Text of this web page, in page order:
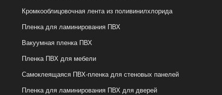
Кромкооблицовочная лента из поливинилхлорида
Пленка для ламинирования ПВХ
Вакуумная пленка ПВХ
Пленка ПВХ для мебели
Самоклеящаяся ПВХ-пленка для стеновых панелей
Пленка для ламинирования ПВХ для дверей